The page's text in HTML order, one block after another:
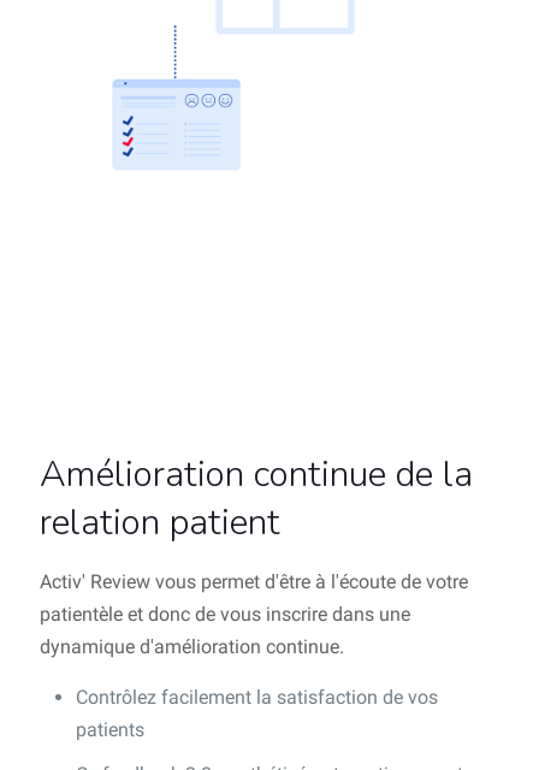
Amélioration continue de la
relation patient
Activ' Review vous permet d'être à l'écoute de votre
patientèle et donc de vous inscrire dans une
dynamique d'amélioration continue.
Contrôlez facilement la satisfaction de vos
patients